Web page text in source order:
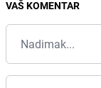
VAŠ KOMENTAR